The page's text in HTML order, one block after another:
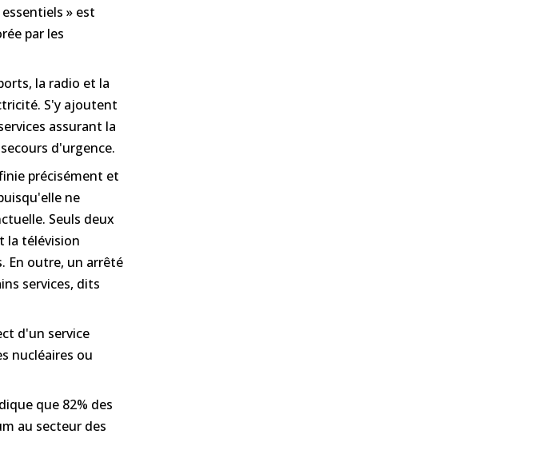
» est
par les
la radio et la
S'y ajoutent
assurant la
d'urgence.
précisément et
ne
Seuls deux
la télévision
En outre, un arrêté
services, dits
d'un service
nucléaires ou
que 82% des
au secteur des